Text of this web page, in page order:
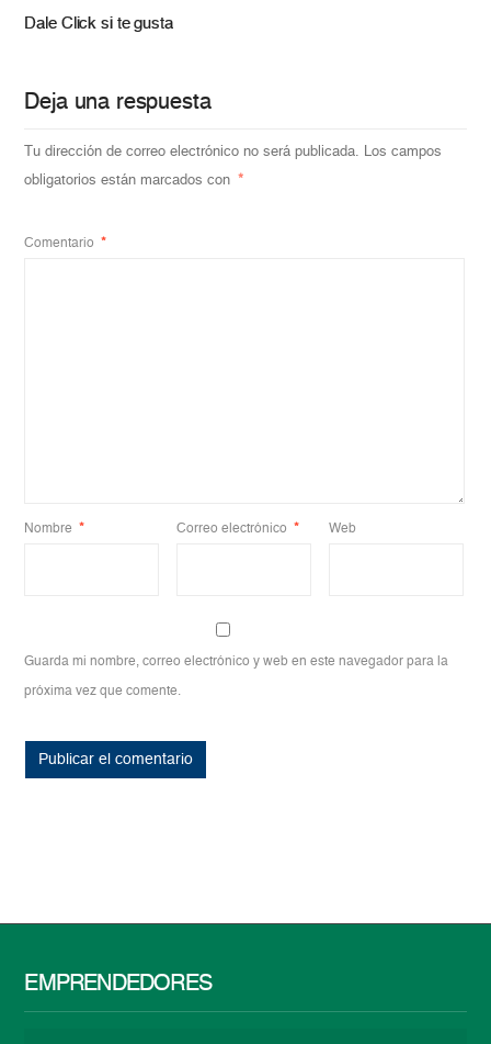
Dale Click si te gusta
Deja una respuesta
Tu dirección de correo electrónico no será publicada. Los campos
obligatorios están marcados con *
Comentario *
Nombre * Correo electrónico * Web
Guarda mi nombre, correo electrónico y web en este navegador para la
próxima vez que comente.
EMPRENDEDORES